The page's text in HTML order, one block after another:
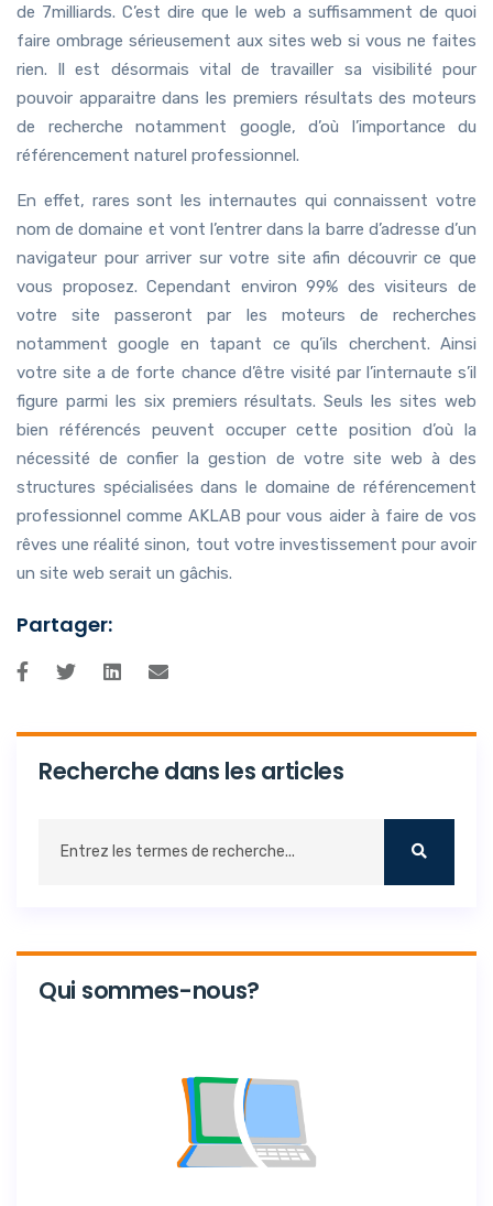
de 7milliards. C’est dire que le web a suffisamment de quoi
faire ombrage sérieusement aux sites web si vous ne faites
rien. Il est désormais vital de travailler sa visibilité pour
pouvoir apparaitre dans les premiers résultats des moteurs
de recherche notamment google, d’où l’importance du
référencement naturel professionnel.
En effet, rares sont les internautes qui connaissent votre
nom de domaine et vont l’entrer dans la barre d’adresse d’un
navigateur pour arriver sur votre site afin découvrir ce que
vous proposez. Cependant environ 99% des visiteurs de
votre site passeront par les moteurs de recherches
notamment google en tapant ce qu’ils cherchent. Ainsi
votre site a de forte chance d’être visité par l’internaute s’il
figure parmi les six premiers résultats. Seuls les sites web
bien référencés peuvent occuper cette position d’où la
nécessité de confier la gestion de votre site web à des
structures spécialisées dans le domaine de référencement
professionnel comme AKLAB pour vous aider à faire de vos
rêves une réalité sinon, tout votre investissement pour avoir
un site web serait un gâchis.
Partager:
Recherche dans les articles
Qui sommes-nous?